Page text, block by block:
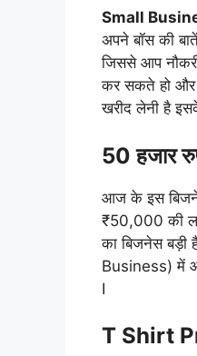
Small
अपने बॉस की
जिससे आप
कर सकते हो और
खरीद लेनी है
50 हजार
आज के इस
₹50,000 की
का बिजनेस बड़ी
Business) में
I
T Shirt